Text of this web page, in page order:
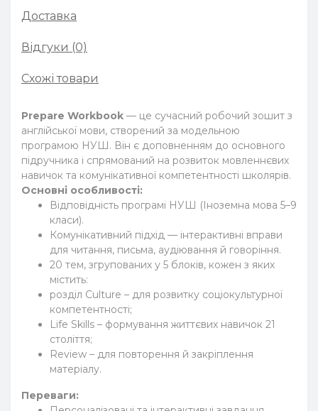
Доставка
Відгуки (0)
Схожі товари
Prepare Workbook — це сучасний робочий зошит з
англійської мови, створений за модельною
програмою НУШ. Він є доповненням до основного
підручника і спрямований на розвиток мовленнєвих
навичок та комунікативної компетентності школярів.
Основні особливості:
Відповідність програмі НУШ (Іноземна мова 5–9
класи).
Комунікативний підхід — інтерактивні вправи
для читання, письма, аудіювання й говоріння.
20 тем, згрупованих у 5 блоків, кожен з яких
містить:
розділ Culture – для розвитку соціокультурної
компетентності;
Life Skills – формування життєвих навичок 21
століття;
Review – для повторення й закріплення
матеріалу.
Переваги: